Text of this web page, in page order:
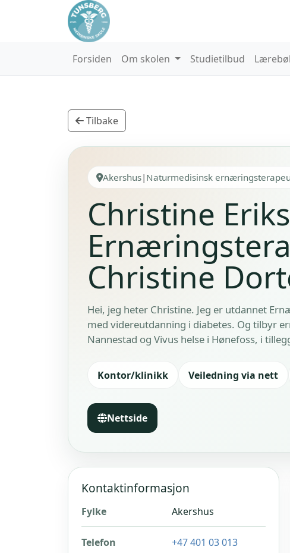
Forsiden Om skolen Studietilbud
Tilbake
Akershus| Naturmedisinsk
Christine
Christine
Hei, jeg heter Christine. Jeg er utdannet
med videreutdanning i diabetes. Og tilbyr
Nannestad og Vivus helse i Hønefoss, i
Kontor/klinikk Veiledning via nett
Nettside
Kontaktinformasjon
Fylke Akershus
Telefon +47 401 03 013